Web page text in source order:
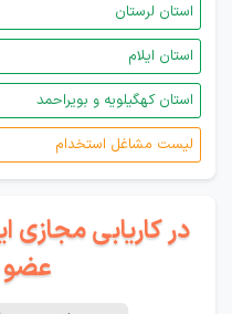
استان لرستان
استان ایلام
استان کهگیلویه و بویراحمد
لیست مشاغل استخدام
در کاریابی مجازی